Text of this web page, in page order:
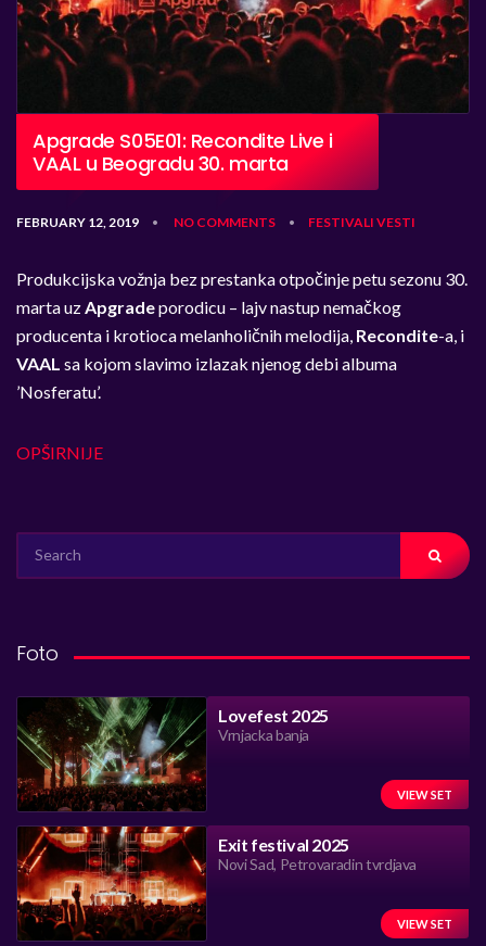
Apgrade S05E01: Recondite Live i
VAAL u Beogradu 30. marta
FEBRUARY 12, 2019 • NO COMMENTS • FESTIVALI VESTI
Produkcijska vožnja bez prestanka otpočinje petu sezonu 30.
marta uz Apgradeporodicu – lajv nastup nemačkog
producenta i krotioca melanholičnih melodija, Recondite-a, i
VAAL sa kojom slavimo izlazak njenog debi albuma
’Nosferatu’.
OPŠIRNIJE
FOR:
Foto
Lovefest 2025
Vrnjacka banja
VIEW SET
Exit festival 2025
Novi Sad, Petrovaradin tvrdjava
VIEW SET